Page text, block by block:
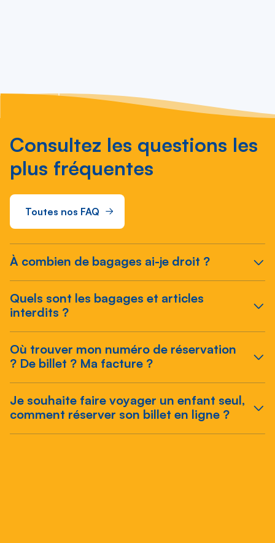
Consultez les questions les
plus fréquentes
Toutes nos FAQ
À combien de bagages ai-je droit ?
Quels sont les bagages et articles
interdits ?
Où trouver mon numéro de réservation
? De billet ? Ma facture ?
Je souhaite faire voyager un enfant seul,
comment réserver son billet en ligne ?